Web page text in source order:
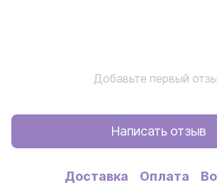
Добавьте первый
Написать отзыв
Доставка Оплата